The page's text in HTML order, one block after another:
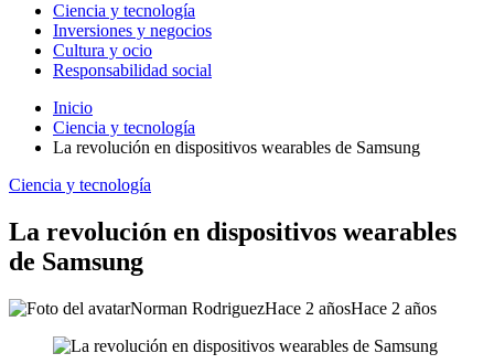
Ciencia y tecnología
Inversiones y negocios
Cultura y ocio
Responsabilidad social
Inicio
Ciencia y tecnología
La revolución en dispositivos wearables de Samsung
Ciencia y tecnología
La revolución en dispositivos wearables
de Samsung
Norman RodriguezHace 2 añosHace 2 años